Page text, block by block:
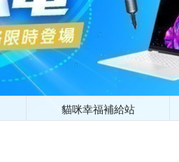
貓咪幸福補給站